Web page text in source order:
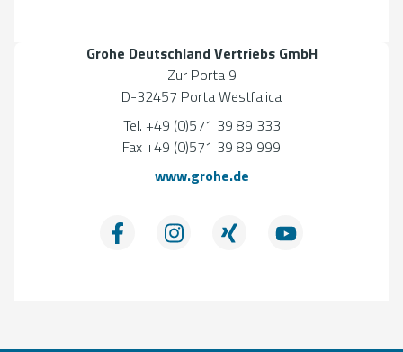
Grohe Deutschland Vertriebs GmbH
Zur Porta 9
D-32457 Porta Westfalica
Tel. +49 (0)571 39 89 333
Fax +49 (0)571 39 89 999
www.grohe.de